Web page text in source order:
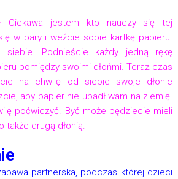
jestem kto nauczy się tej
w pary i weźcie sobie kartkę papieru.
siebie. Podnieście każdy jedną rękę
pomiędzy swoimi dłońmi. Teraz czas
na chwilę od siebie swoje dłonie
aby papier nie upadł wam na ziemię.
poćwiczyć. Być może będziecie mieli
drugą dłonią.
partnerska, podczas której dzieci